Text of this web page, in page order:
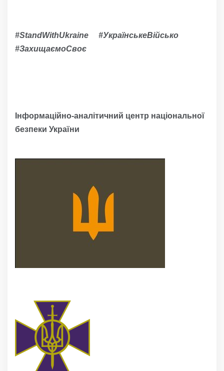
#StandWithUkraine #УкраїнськеВійсько
#ЗахищаємоСвоє
Інформаційно-аналітичний центр національної
безпеки України